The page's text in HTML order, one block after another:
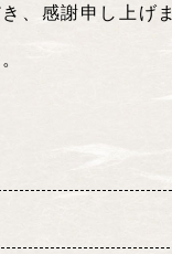
、感謝申し上げま